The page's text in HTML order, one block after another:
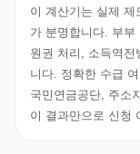
이 계산기는 실제 제
가 분명합니다. 부부
원권 처리, 소득역전
니다. 정확한 수급
국민연금공단, 주소
이 결과만으로 신청